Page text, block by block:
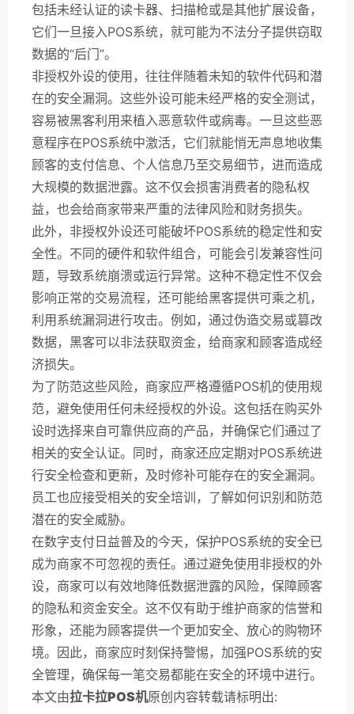
包括未经认证的读卡器、扫描枪或是其他扩展设备，
它们一旦接入POS系统，就可能为不法分子提供窃取
数据的“后门”。
非授权外设的使用，往往伴随着未知的软件代码和潜
在的安全漏洞。这些外设可能未经严格的安全测试，
容易被黑客利用来植入恶意软件或病毒。一旦这些恶
意程序在POS系统中激活，它们就能悄无声息地收集
顾客的支付信息、个人信息乃至交易细节，进而造成
大规模的数据泄露。这不仅会损害消费者的隐私权
益，也会给商家带来严重的法律风险和财务损失。
此外，非授权外设还可能破坏POS系统的稳定性和安
全性。不同的硬件和软件组合，可能会引发兼容性问
题，导致系统崩溃或运行异常。这种不稳定性不仅会
影响正常的交易流程，还可能给黑客提供可乘之机，
利用系统漏洞进行攻击。例如，通过伪造交易或篡改
数据，黑客可以非法获取资金，给商家和顾客造成经
济损失。
为了防范这些风险，商家应严格遵循POS机的使用规
范，避免使用任何未经授权的外设。这包括在购买外
设时选择来自可靠供应商的产品，并确保它们通过了
相关的安全认证。同时，商家还应定期对POS系统进
行安全检查和更新，及时修补可能存在的安全漏洞。
员工也应接受相关的安全培训，了解如何识别和防范
潜在的安全威胁。
在数字支付日益普及的今天，保护POS系统的安全已
成为商家不可忽视的责任。通过避免使用非授权的外
设，商家可以有效地降低数据泄露的风险，保障顾客
的隐私和资金安全。这不仅有助于维护商家的信誉和
形象，还能为顾客提供一个更加安全、放心的购物环
境。因此，商家应时刻保持警惕，加强POS系统的安
全管理，确保每一笔交易都能在安全的环境中进行。
本文由拉卡拉POS机原创内容转载请标明出: